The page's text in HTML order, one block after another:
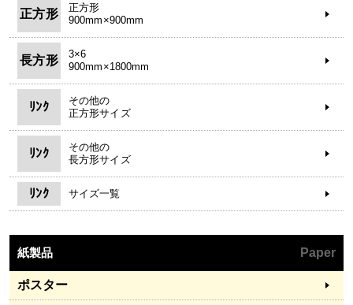
正方形
正方形
900mm×900mm
長方形
3×6
900mm×1800mm
ﾘﾝｸ
その他の
正方形サイズ
ﾘﾝｸ
その他の
長方形サイズ
ﾘﾝｸ サイズ一覧
紙製品 Paper
ポスター